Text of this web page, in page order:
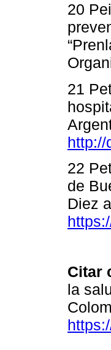
20
21
http://
22
de
Diez
Citar
la